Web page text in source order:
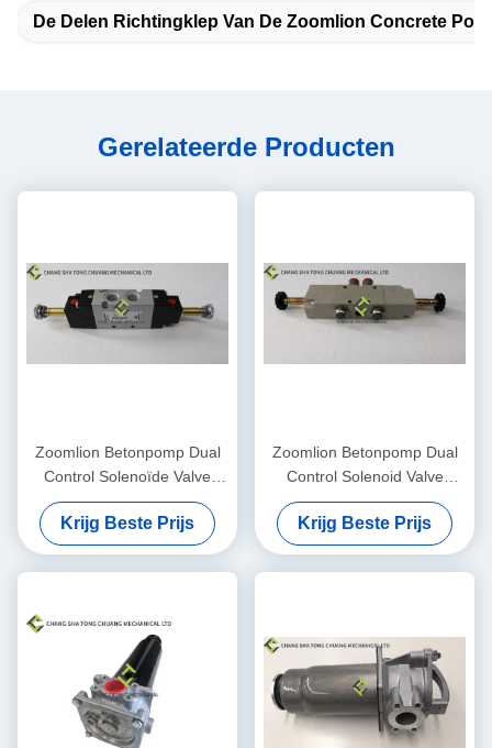
De Delen Richtingklep Van De Zoomlion Concrete
Gerelateerde Producten
Zoomlion Betonpomp Dual
Control Solenoïde Valve
334D-015-02 1010302328
Krijg Beste Prijs
Zoomlion Betonpomp Dual
Control Solenoid Valve
METAL WORK 1070500150
Krijg Beste Prijs